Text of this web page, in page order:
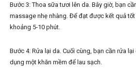
Bước 3: Thoa sữa tươi lên da. Bây giờ, bạn
massage nhẹ nhàng. Để đạt được kết quả
khoảng 5-10 phút.
Bước 4: Rửa lại da. Cuối cùng, bạn cần rửa
dụng một khăn mềm để lau sạch.